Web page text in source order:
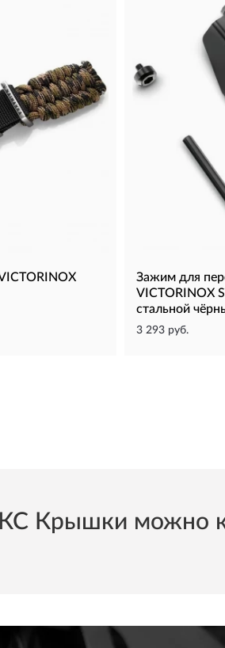
Зажим для
VICTORINOX
стальной
3 293 руб.
Крышки можно